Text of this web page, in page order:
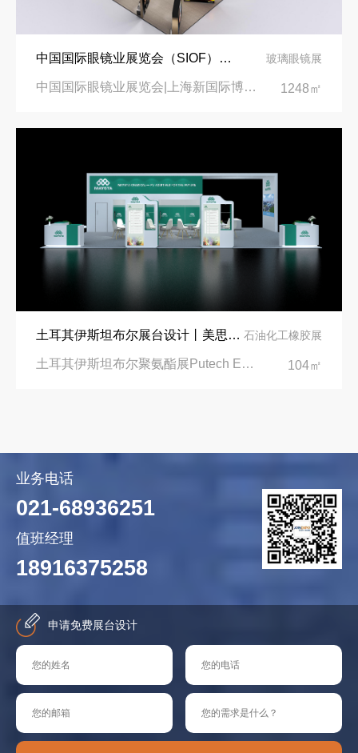
中国国际眼镜业展览会（SIOF）‌展台设计搭建-眼镜业巨头依视路陆逊梯卡 玻璃眼镜展
中国国际眼镜业展览会|上海新国际博览中心‌ 1248㎡
土耳其伊斯坦布尔展台设计丨美思德创新产品，打造聚氨酯行业标杆 石油化工橡胶展
土耳其伊斯坦布尔聚氨酯展Putech Eurasia|土耳其国际会展中心 104㎡
业务电话
021-68936251
值班经理
18916375258
申请免费展台设计